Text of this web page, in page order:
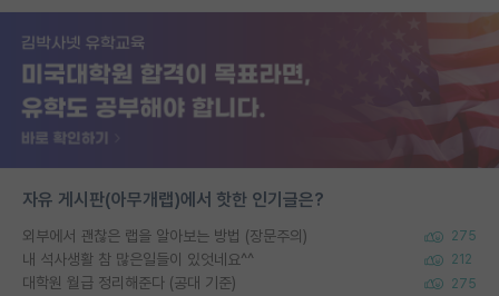
자유 게시판(아무개랩)에서 핫한 인기글은?
외부에서 괜찮은 랩을 알아보는 방법 (장문주의) 275
내 석사생활 참 많은일들이 있엇네요^^ 212
대학원 월급 정리해준다 (공대 기준) 275